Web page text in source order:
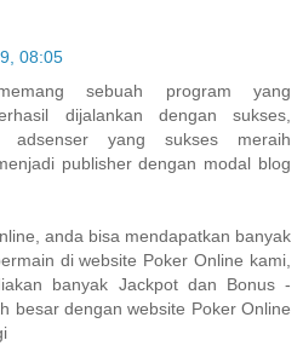
08:05
sebuah program yang
dijalankan dengan sukses,
adsenser yang sukses meraih
publisher dengan modal blog
anda bisa mendapatkan banyak
di website Poker Online kami,
banyak Jackpot dan Bonus -
besar dengan website Poker Online